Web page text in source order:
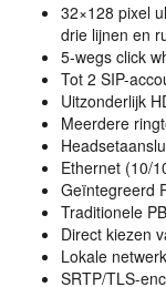
32×128 pixel
drie lijnen en
5-wegs click
Tot 2 SIP-
Uitzonderlijk
Meerdere
Ethernet (10/
Geïntegreerd
Traditionele
Direct kiezen
Lokale
SRTP/TLS-